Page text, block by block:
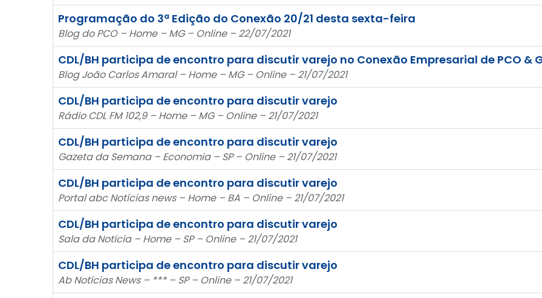
Programação do 3ª Edição do Conexão 20/21 desta sexta-feira
Blog do PCO – Home – MG – Online – 22/07/2021
CDL/BH participa de encontro para discutir varejo no Conexão Empresarial de PCO &
Blog João Carlos Amaral – Home – MG – Online – 21/07/2021
CDL/BH participa de encontro para discutir varejo
Rádio CDL FM 102,9 – Home – MG – Online – 21/07/2021
CDL/BH participa de encontro para discutir varejo
Gazeta da Semana – Economia – SP – Online – 21/07/2021
CDL/BH participa de encontro para discutir varejo
Portal abc Notícias news – Home – BA – Online – 21/07/2021
CDL/BH participa de encontro para discutir varejo
Sala da Notícia – Home – SP – Online – 21/07/2021
CDL/BH participa de encontro para discutir varejo
Ab Notícias News – *** – SP – Online – 21/07/2021